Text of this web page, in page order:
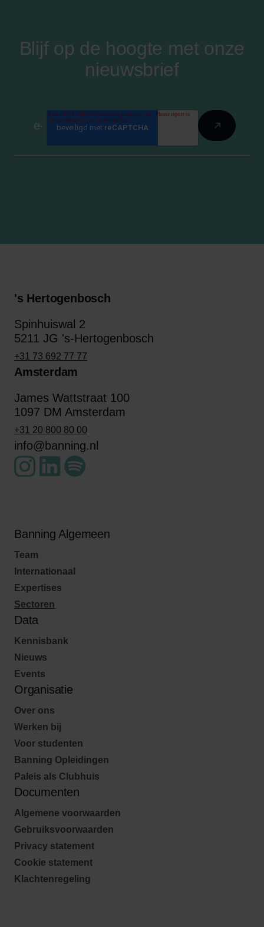
Blijf op de hoogte met onze
nieuwsbrief
's Hertogenbosch
Spinhuiswal 2
5211 JG 's-Hertogenbosch
+31 73 692 77 77
Amsterdam
James Wattstraat 100
1097 DM Amsterdam
+31 20 800 80 00
info@banning.nl
Banning Algemeen
Team
Internationaal
Expertises
Sectoren
Data
Kennisbank
Nieuws
Events
Organisatie
Over ons
Werken bij
Voor studenten
Banning Opleidingen
Paleis als Clubhuis
Documenten
Algemene voorwaarden
Gebruiksvoorwaarden
Privacy statement
Cookie statement
Klachtenregeling